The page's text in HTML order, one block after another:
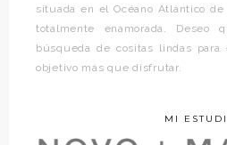
situada en el Océano Atlántico
totalmente enamorada.
búsqueda de cositas lindas para
objetivo más que disfrutar.
MI